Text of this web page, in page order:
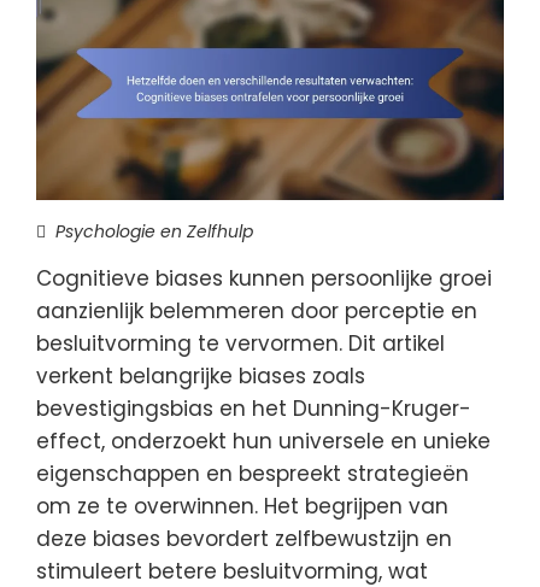
Psychologie en Zelfhulp
Cognitieve biases kunnen persoonlijke groei
aanzienlijk belemmeren door perceptie en
besluitvorming te vervormen. Dit artikel
verkent belangrijke biases zoals
bevestigingsbias en het Dunning-Kruger-
effect, onderzoekt hun universele en unieke
eigenschappen en bespreekt strategieën
om ze te overwinnen. Het begrijpen van
deze biases bevordert zelfbewustzijn en
stimuleert betere besluitvorming, wat